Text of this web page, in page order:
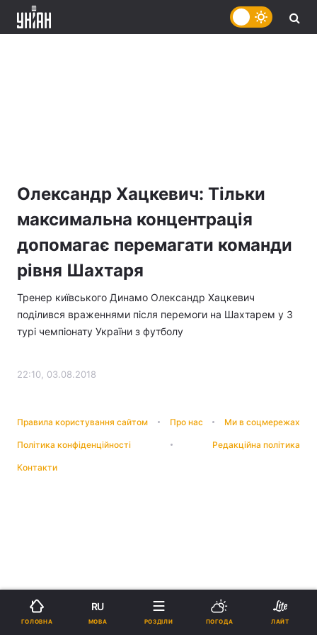
Олександр Хацкевич: Тільки
максимальна концентрація
допомагає перемагати команди
рівня Шахтаря
Тренер київського Динамо Олександр Хацкевич
поділився враженнями після перемоги на Шахтарем у 3
турі чемпіонату України з футболу
22:10, 03.08.2018
Правила користування сайтом Про нас Ми в соцмережах
Політика конфіденційності Редакційна політика
Контакти
ГОЛОВНА
RU
МОВА РОЗДІЛИ ПОГОДА ЛАЙТ